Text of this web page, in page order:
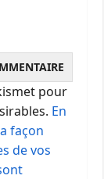
pour
En
façon
de vos